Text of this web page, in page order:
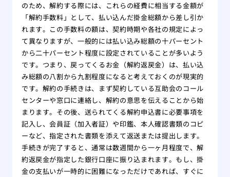
のため、解約する際には、これらの経費に相当する金額が
「解約手数料」として、払い込んだ掛金総額から差し引か
れます。この手数料の額は、契約時期や各社の規定によっ
て異なりますが、一般的には払い込み総額の十パーセント
から二十パーセント程度に設定されていることが多いよう
です。つまり、戻ってくるお金（解約返戻金）は、払い込
み総額の八割から九割程度になると考えておくのが現実的
です。解約の手続きは、まず契約している互助会のコール
センターや窓口に連絡し、解約の意思を伝えることから始
まります。その後、送られてくる解約申込書に必要事項を
記入し、会員証（加入者証）や印鑑、本人確認書類のコピ
ーなど、指定された書類を添えて返送または提出します。
手続きが完了すると、通常は数週間から一ヶ月程度で、解
約返戻金が指定した銀行口座に振り込まれます。もし、掛
金の支払いが一時的に困難になっただけであれば、すぐに